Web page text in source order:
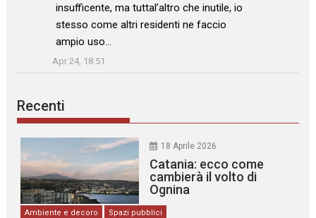
insufficente, ma tuttal’altro che inutile, io
stesso come altri residenti ne faccio
ampio uso…
”
Apr 24, 18:51
Recenti
18 Aprile 2026
Catania: ecco come
cambierà il volto di
Ognina
Ambiente e decoro Spazi pubblici